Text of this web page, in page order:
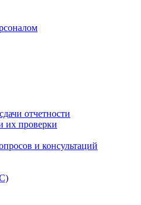
отчетности
их проверки
и консультаций